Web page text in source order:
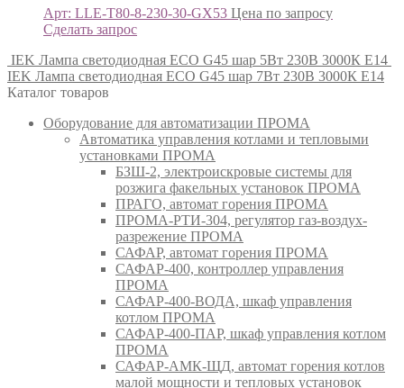
Арт: LLE-T80-8-230-30-GX53 Цена по запросу
Сделать запрос
IEK Лампа светодиодная ECO G45 шар 5Вт 230В 3000К E14
IEK Лампа светодиодная ECO G45 шар 7Вт 230В 3000К E14
Каталог товаров
Оборудование для автоматизации ПРОМА
Автоматика управления котлами и тепловыми
установками ПРОМА
БЗШ-2, электроискровые системы для
розжига факельных установок ПРОМА
ПРАГО, автомат горения ПРОМА
ПРОМА-РТИ-304, регулятор газ-воздух-
разрежение ПРОМА
САФАР, автомат горения ПРОМА
САФАР-400, контроллер управления
ПРОМА
САФАР-400-ВОДА, шкаф управления
котлом ПРОМА
САФАР-400-ПАР, шкаф управления котлом
ПРОМА
САФАР-АМК-ЩД, автомат горения котлов
малой мощности и тепловых установок